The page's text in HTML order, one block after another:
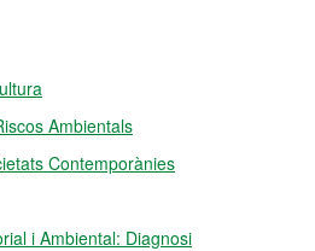
Ambientals
Contemporànies
i Ambiental: Diagnosi